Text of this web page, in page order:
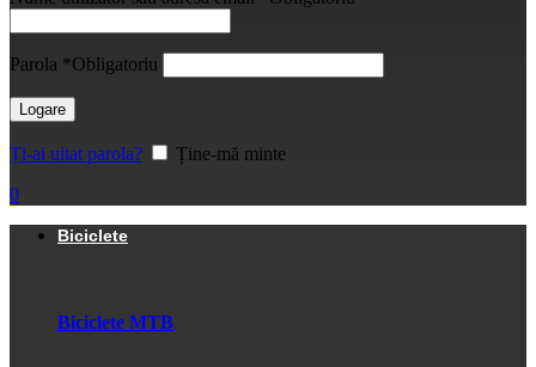
Parola *Obligatoriu
Logare
Ți-ai uitat parola?
Ține-mă minte
0
Biciclete
Biciclete MTB